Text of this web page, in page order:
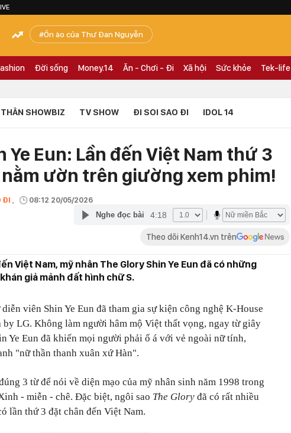
Ồn ào của Thư Đan Nguyễn
Đời sống Money.14 Ăn - Chơi - Đi Xã hội Sức khỏe Tek-life
SHOWBIZ TV SHOW ĐI SOI SAO ĐI IDOL 14
Ye Eun: Lần đến Việt Nam thứ 3
ườn trên giường xem phim!
ĐI ,
08:12 20/05/2026
Nghe đọc bài
4:18
Theo dõi Kenh14.vn trên
Việt Nam, mỹ nhân The Glory Shin Ye Eun đã có những
giả mảnh đất hình chữ S.
viên Shin Ye Eun đã tham gia sự kiện công nghệ K-House
by LG. Không làm người hâm mộ Việt thất vọng, ngay từ giây
Ye Eun đã khiến mọi người phải ố á với vẻ ngoài nữ tính,
"nữ thần thanh xuân xứ Hàn".
3 từ để nói về diện mạo của mỹ nhân sinh năm 1998 trong
- miễn - chê. Đặc biệt, ngôi sao The Glory đã có rất nhiều
lần thứ 3 đặt chân đến Việt Nam.